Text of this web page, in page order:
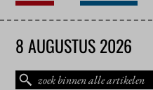
8 AUGUSTUS 2026